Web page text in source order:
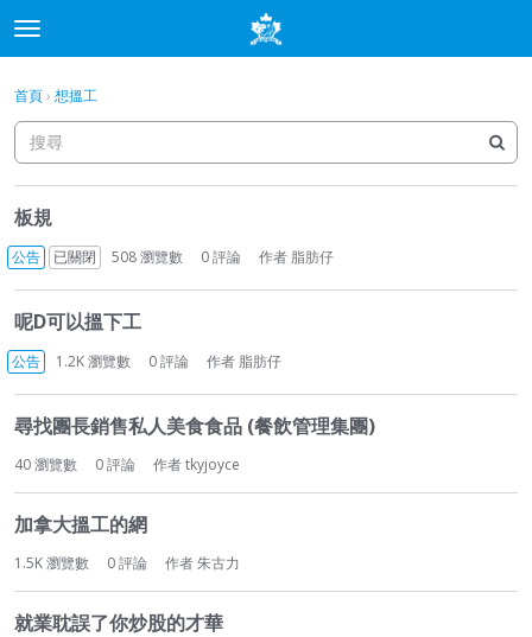
t
o
g
e
m
e
u
討論
最新動態
登入 ·
首頁› 想搵工
論
列
表
板規
公告 已關閉 508瀏覽數 0評論 作者 脂肪仔
呢D可以搵下工
公告 1.2K瀏覽數 0評論 作者 脂肪仔
尋找團長銷售私人美食食品 (餐飲管理集團)
40瀏覽數 0評論 作者tkyjoyce
加拿大搵工的網
1.5K瀏覽數 0評論 作者朱古力
就業耽誤了你炒股的才華